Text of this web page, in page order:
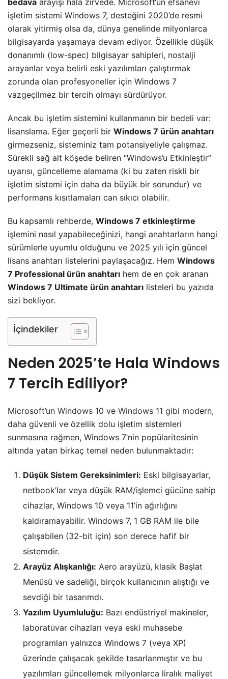
işletim sistemi Windows 7, desteğini 2020’de resmi
olarak yitirmiş olsa da, dünya genelinde milyonlarca
bilgisayarda yaşamaya devam ediyor. Özellikle düşük
donanımlı (low-spec) bilgisayar sahipleri, nostalji
arayanlar veya belirli eski yazılımları çalıştırmak
zorunda olan profesyoneller için Windows 7
vazgeçilmez bir tercih olmayı sürdürüyor.
​Ancak bu işletim sistemini kullanmanın bir bedeli var:
lisanslama. Eğer geçerli bir Windows 7 ürün anahtarı
girmezseniz, sisteminiz tam potansiyeliyle çalışmaz.
Sürekli sağ alt köşede beliren “Windows’u Etkinleştir”
uyarısı, güncelleme alamama (ki bu zaten riskli bir
işletim sistemi için daha da büyük bir sorundur) ve
performans kısıtlamaları can sıkıcı olabilir.
​Bu kapsamlı rehberde, Windows 7 etkinleştirme
işlemini nasıl yapabileceğinizi, hangi anahtarların hangi
sürümlerle uyumlu olduğunu ve 2025 yılı için güncel
lisans anahtarı listelerini paylaşacağız. Hem Windows
7 Professional ürün anahtarı hem de en çok aranan
Windows 7 Ultimate ürün anahtarı listeleri bu yazıda
sizi bekliyor.
İçindekiler
​Neden 2025’te Hala Windows
7 Tercih Ediliyor?
​Microsoft’un Windows 10 ve Windows 11 gibi modern,
daha güvenli ve özellik dolu işletim sistemleri
sunmasına rağmen, Windows 7’nin popülaritesinin
altında yatan birkaç temel neden bulunmaktadır:
Düşük Sistem Gereksinimleri: Eski bilgisayarlar,
netbook’lar veya düşük RAM/işlemci gücüne sahip
cihazlar, Windows 10 veya 11’in ağırlığını
kaldıramayabilir. Windows 7, 1 GB RAM ile bile
çalışabilen (32-bit için) son derece hafif bir
sistemdir.
Arayüz Alışkanlığı: Aero arayüzü, klasik Başlat
Menüsü ve sadeliği, birçok kullanıcının alıştığı ve
sevdiği bir tasarımdı.
Yazılım Uyumluluğu: Bazı endüstriyel makineler,
laboratuvar cihazları veya eski muhasebe
programları yalnızca Windows 7 (veya XP)
üzerinde çalışacak şekilde tasarlanmıştır ve bu
yazılımları güncellemek milyonlarca liralık maliyet